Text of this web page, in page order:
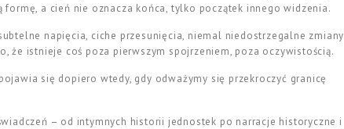
a cień nie oznacza końca, tylko początek innego widzenia.
napięcia, ciche przesunięcia, niemal niedostrzegalne zmiany
że istnieje coś poza pierwszym spojrzeniem, poza oczywistością.
się dopiero wtedy, gdy odważymy się przekroczyć granicę
– od intymnych historii jednostek po narracje historyczne i